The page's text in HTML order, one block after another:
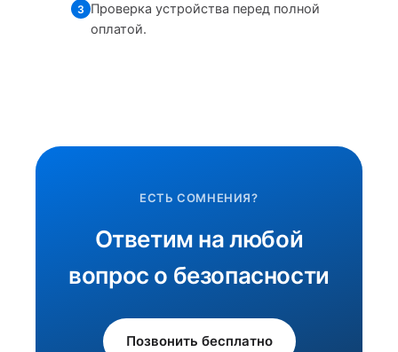
3 Проверка устройства перед полной
оплатой.
ЕСТЬ СОМНЕНИЯ?
Ответим на любой
вопрос о безопасности
Позвонить бесплатно